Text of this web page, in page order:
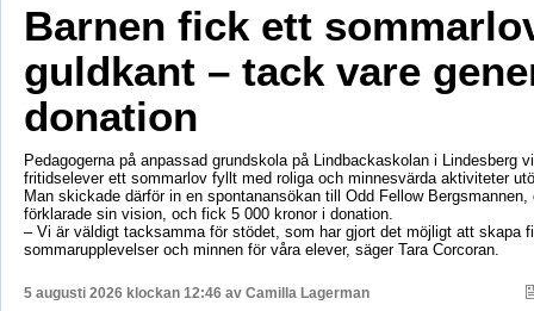
Barnen fick ett
guldkant – tack vare
donation
Pedagogerna på anpassad grundskola på Lindbackaskolan i Lindesberg
fritidselever ett sommarlov fyllt med roliga och minnesvärda aktiviteter
Man skickade därför in en spontanansökan till Odd Fellow Bergsmannen,
förklarade sin vision, och fick 5 000 kronor i donation.
– Vi är väldigt tacksamma för stödet, som har gjort det möjligt att skapa
sommarupplevelser och minnen för våra elever, säger Tara Corcoran.
5 augusti 2026 klockan 12:46 av Camilla Lagerman